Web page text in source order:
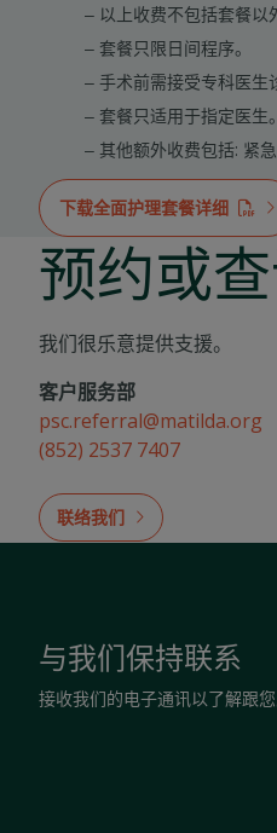
以上收费不包括套餐
套餐只限日间程序。
手术前需接受专科医生
套餐只适用于指定医生。
其他额外收费包括: 紧
下载全面护理套餐详细
预约或
我们很乐意提供支援。
客户服务部
psc.referral@matilda.org
(852) 2537 7407
联络我们
与我们保持联系
接收我们的电子通讯以了解跟